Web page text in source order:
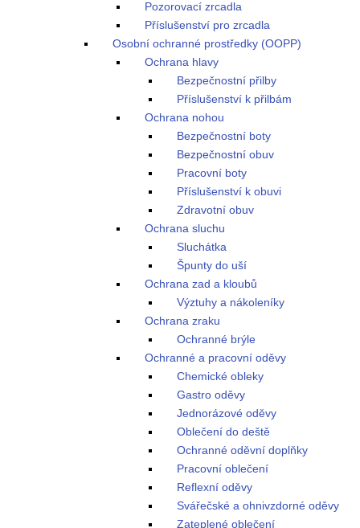
Pozorovací zrcadla
Příslušenství pro zrcadla
Osobní ochranné prostředky (OOPP)
Ochrana hlavy
Bezpečnostní přilby
Příslušenství k přilbám
Ochrana nohou
Bezpečnostní boty
Bezpečnostní obuv
Pracovní boty
Příslušenství k obuvi
Zdravotní obuv
Ochrana sluchu
Sluchátka
Špunty do uší
Ochrana zad a kloubů
Výztuhy a nákoleníky
Ochrana zraku
Ochranné brýle
Ochranné a pracovní oděvy
Chemické obleky
Gastro oděvy
Jednorázové oděvy
Oblečení do deště
Ochranné oděvní doplňky
Pracovní oblečení
Reflexní oděvy
Svářečské a ohnivzdorné oděvy
Zateplené oblečení